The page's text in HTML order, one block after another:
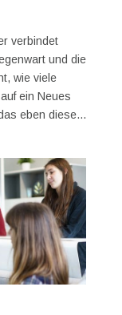
verbindet
und die
wie viele
ein Neues
eben diese...